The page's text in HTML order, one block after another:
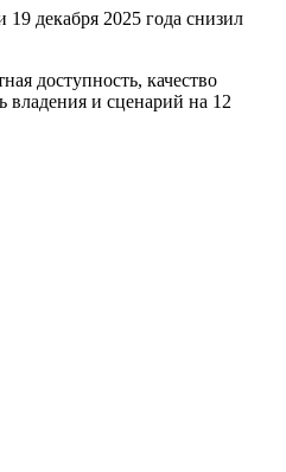
декабря 2025 года снизил
доступность, качество
владения и сценарий на 12